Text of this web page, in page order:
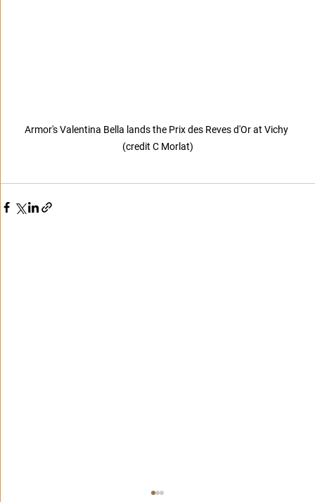
Armor's Valentina Bella lands the Prix des Reves d'Or at Vichy
(credit C Morlat)